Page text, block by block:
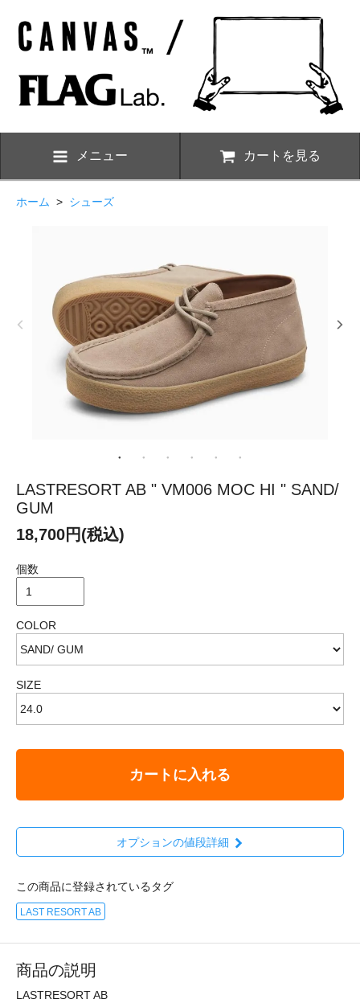
メニュー カートを見る
ホーム > シューズ
LASTRESORT AB " VM006 MOC HI " SAND/
GUM
18,700円(税込)
個数
COLOR
SIZE
カートに入れる
オプションの値段詳細
この商品に登録されているタグ
LAST RESORT AB
商品の説明
LASTRESORT AB